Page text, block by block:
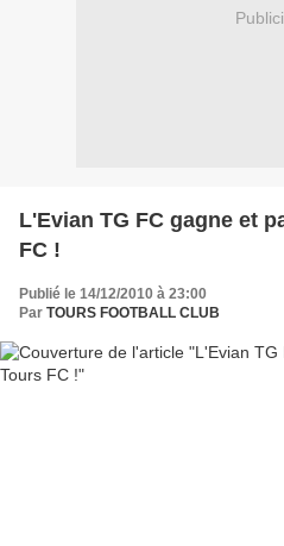
L'Evian TG FC gagne et
FC !
Publié le 14/12/2010 à 23:00
Par TOURS FOOTBALL CLUB